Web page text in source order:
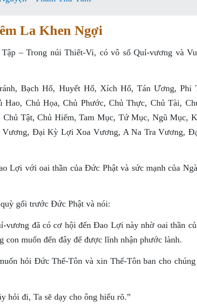
La Khen Ngợi
– Trong núi Thiết-Vi, có vô số Quỉ-vương và
Bạch Hổ, Huyết Hổ, Xích Hổ, Tán Ương, Phi
Chủ Họa, Chủ Phước, Chủ Thực, Chủ Tài,
Chủ Tật, Chủ Hiểm, Tam Mục, Tứ Mục, Ngũ Mục,
Ðại Kỳ Lợi Xoa Vương, A Na Tra Vương,
Lợi với oai thần của Ðức Phật và sức mạnh của
gối trước Ðức Phật và nói:
vương đã có cơ hội đến Đao Lợi này nhờ oai thần
muốn đến đây để được lĩnh nhận phước lành.
hỏi Ðức Thế-Tôn và xin Thế-Tôn ban cho
hỏi đi, Ta sẽ dạy cho ông hiểu rõ.”